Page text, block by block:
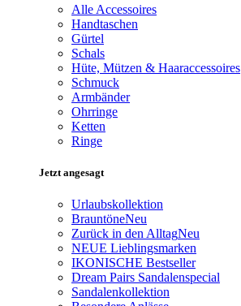
Alle Accessoires
Handtaschen
Gürtel
Schals
Hüte, Mützen & Haaraccessoires
Schmuck
Armbänder
Ohrringe
Ketten
Ringe
Jetzt angesagt
Urlaubskollektion
BrauntöneNeu
Zurück in den AlltagNeu
NEUE Lieblingsmarken
IKONISCHE Bestseller
Dream Pairs Sandalenspecial
Sandalenkollektion